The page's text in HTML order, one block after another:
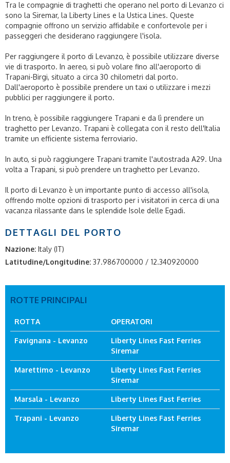
Tra le compagnie di traghetti che operano nel porto di Levanzo ci
sono la Siremar, la Liberty Lines e la Ustica Lines. Queste
compagnie offrono un servizio affidabile e confortevole per i
passeggeri che desiderano raggiungere l'isola.
Per raggiungere il porto di Levanzo, è possibile utilizzare diverse
vie di trasporto. In aereo, si può volare fino all'aeroporto di
Trapani-Birgi, situato a circa 30 chilometri dal porto.
Dall'aeroporto è possibile prendere un taxi o utilizzare i mezzi
pubblici per raggiungere il porto.
In treno, è possibile raggiungere Trapani e da lì prendere un
traghetto per Levanzo. Trapani è collegata con il resto dell'Italia
tramite un efficiente sistema ferroviario.
In auto, si può raggiungere Trapani tramite l'autostrada A29. Una
volta a Trapani, si può prendere un traghetto per Levanzo.
Il porto di Levanzo è un importante punto di accesso all'isola,
offrendo molte opzioni di trasporto per i visitatori in cerca di una
vacanza rilassante dans le splendide Isole delle Egadi.
DETTAGLI DEL PORTO
Nazione: Italy (IT)
Latitudine/Longitudine: 37.986700000 / 12.340920000
ROTTE PRINCIPALI
ROTTA OPERATORI
Favignana - Levanzo
Liberty Lines Fast Ferries
Siremar
Marettimo - Levanzo
Liberty Lines Fast Ferries
Siremar
Marsala - Levanzo Liberty Lines Fast Ferries
Trapani - Levanzo
Liberty Lines Fast Ferries
Siremar